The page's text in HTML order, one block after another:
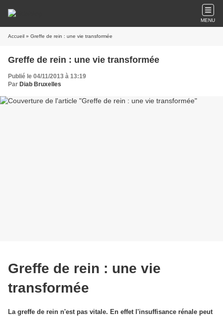
MENU
Accueil » Greffe de rein : une vie transformée
Greffe de rein : une vie transformée
Publié le 04/11/2013 à 13:19
Par Diab Bruxelles
Greffe de rein : une vie
transformée
La greffe de rein n'est pas vitale. En effet l'insuffisance rénale peut